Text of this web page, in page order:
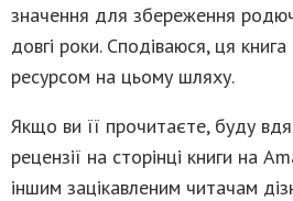
значення для збереження
довгі роки. Сподіваюся, ця
ресурсом на цьому шляху.
Якщо ви її прочитаєте, буду
рецензії на сторінці книги на
іншим зацікавленим читачам